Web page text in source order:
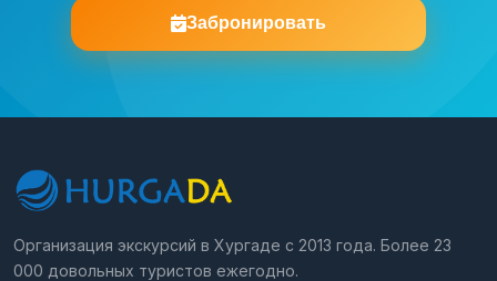
Забронировать
Организация экскурсий в Хургаде с 2013 года. Более 23
000 довольных туристов ежегодно.